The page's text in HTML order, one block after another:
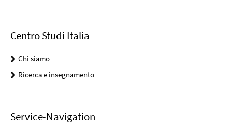
Centro Studi Italia
Chi siamo
Ricerca e insegnamento
Service-Navigation